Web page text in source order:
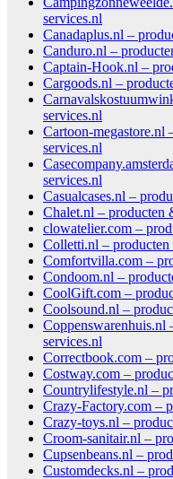
services.nl
Canadaplus.nl –
Canduro.nl –
Captain-Hook.nl –
Cargoods.nl –
services.nl
Cartoon-megastore.nl
services.nl
services.nl
Casualcases.nl –
Chalet.nl – producten
clowatelier.com –
Colletti.nl – producten
Comfortvilla.com –
Condoom.nl –
CoolGift.com –
Coolsound.nl –
Coppenswarenhuis.nl
services.nl
Correctbook.com –
Costway.com –
Countrylifestyle.nl –
Crazy-Factory.com –
Crazy-toys.nl –
Croom-sanitair.nl –
Cupsenbeans.nl –
Customdecks.nl –